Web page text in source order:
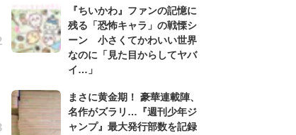
『ちいかわ』ファンの記憶に
残る「恐怖キャラ」の戦慄シ
ーン 小さくてかわいい世界
なのに「見た目からしてヤバ
イ…」
まさに黄金期！ 豪華連載陣、
名作がズラリ…『週刊少年ジ
ャンプ』最大発行部数を記録